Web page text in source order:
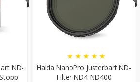
för 8xSD + 8xMicroSD
ND-
Haida NanoPro Justerbart ND-
Filter ND4-ND400
★ ★ ★ ★ ★